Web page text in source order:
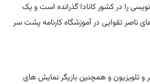
را در کشور کانادا گذرانده است و یک
ناصر تقوایی در آموزشگاه کارنامه پشت سر
و تلویزیون و همچنین بازیگر نمایش های